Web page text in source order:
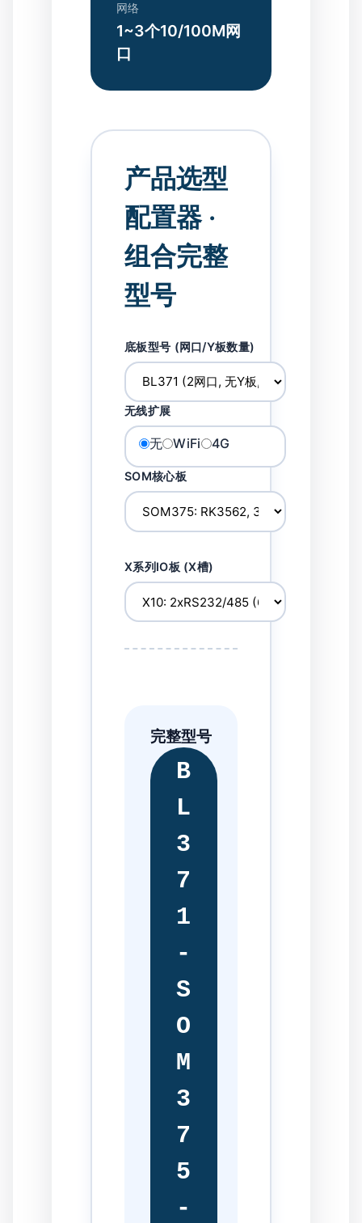
网络
1~3个10/100M网
口
产品选型
配置器 ·
组合完整
型号
底板型号 (网口/Y板数量)
无线扩展
无 WiFi 4G
SOM核心板
X系列IO板 (X槽)
完整型号
B
L
3
7
1
-
S
O
M
3
7
5
-